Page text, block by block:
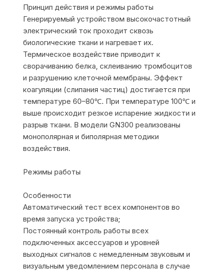
Принцип действия и режимы работы
Генерируемый устройством высокочастотный
электрический ток проходит сквозь
биологические ткани и нагревает их.
Термическое воздействие приводит к
сворачиванию белка, склеиванию тромбоцитов
и разрушению клеточной мембраны. Эффект
коагуляции (слипания частиц) достигается при
температуре 60–80℃. При температуре 100℃ и
выше происходит резкое испарение жидкости и
разрыв ткани. В модели GN300 реализованы
монополярная и биполярная методики
воздействия.
Режимы работы
Особенности
Автоматический тест всех компонентов во
время запуска устройства;
Постоянный контроль работы всех
подключенных аксессуаров и уровней
выходных сигналов с немедленным звуковым и
визуальным уведомлением персонала в случае